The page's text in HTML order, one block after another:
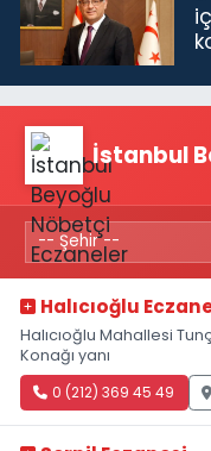
İstanbul
Halıcıoğlu
Halıcıoğlu Mahallesi
Konağı yanı
0 (212) 369 45 49